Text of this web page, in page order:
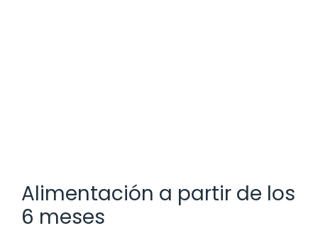
Alimentación a partir de los
6 meses